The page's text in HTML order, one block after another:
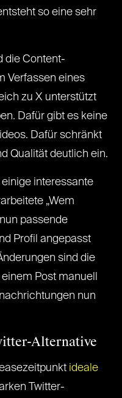
so eine sehr
die Content-
Verfassen eines
zu X unterstützt
Dafür gibt es keine
Dafür schränkt
Qualität deutlich ein.
interessante
„Wem
passende
Profil angepasst
sind die
Post manuell
nun
Alternative
ideale
Twitter-